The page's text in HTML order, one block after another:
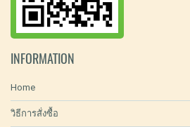
INFORMATION
Home
วิธีการสั่งซื้อ